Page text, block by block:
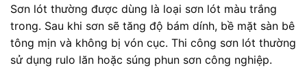
Sơn lót thường được dùng là loại sơn lót màu trắng
trong. Sau khi sơn sẽ tăng độ bám dính, bề mặt sàn bê
tông mịn và không bị vón cục. Thi công sơn lót thường
sử dụng rulo lăn hoặc súng phun sơn công nghiệp.